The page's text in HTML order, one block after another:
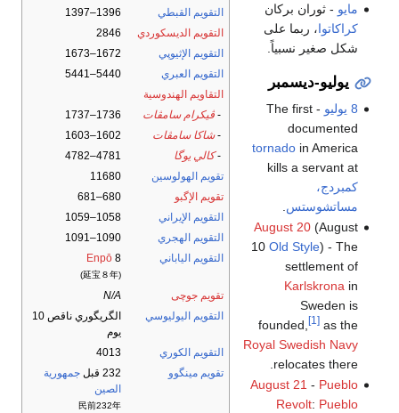
التقويم القبطي
1396–1397
التقويم الديسكوردي
2846
التقويم الإثيوپي
1672–1673
التقويم العبري
5440–5441
التقاويم الهندوسية
- ڤيكرام سامڤات
1736–1737
-شاكا سامڤات
1602–1603
-كالي يوگا
4781–4782
تقويم الهولوسين
11680
تقويم الإگبو
680–681
التقويم الإيراني
1058–1059
التقويم الهجري
1090–1091
التقويم الياباني
Enpō 8
(延宝８年)
تقويم جوچى
N/A
التقويم اليوليوسي
الگريگوري ناقص 10
يوم
التقويم الكوري
4013
تقويم مينگوو
232 قبل
جمهورية
الصين
民前232年
مايو - ثوران بركان
كراكاتوا، ربما على
شكل صغير نسبياً.
يوليو-ديسمبر
8 يوليو
- The first
documented
tornadoin America
kills a servant at
كمبردج،
مساتشوستس
August 20(August
10 Old Style) - The
settlement of
Karlskrona in
Sweden is
founded,
[1]as the
Royal Swedish Navy
relocates there.
August 21 - Pueblo
Revolt: Pueblo